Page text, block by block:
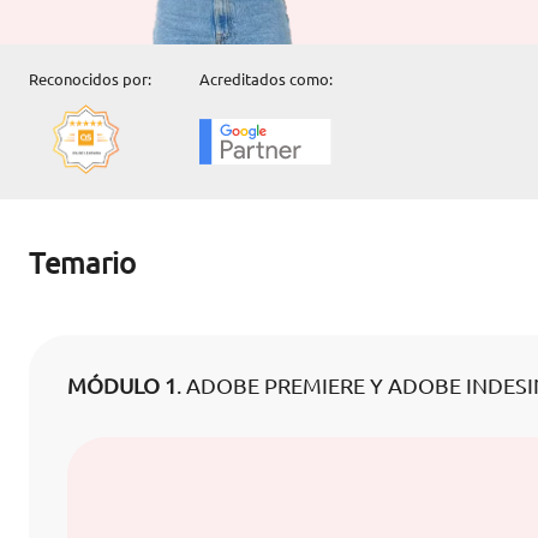
Reconocidos por: Acreditados como:
Temario
MÓDULO 1. ADOBE PREMIERE Y ADOBE